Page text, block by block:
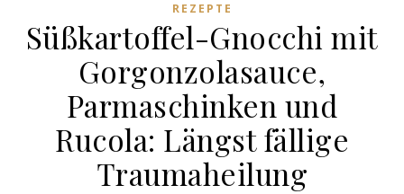
REZEPTE
Süßkartoffel-Gnocchi mit
Gorgonzolasauce,
Parmaschinken und
Rucola: Längst fällige
Traumaheilung